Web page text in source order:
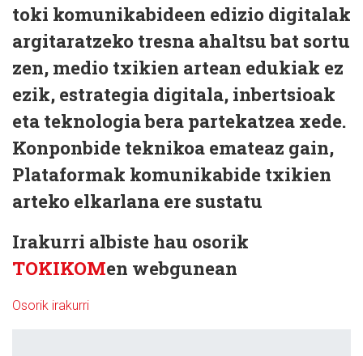
toki komunikabideen edizio digitalak
argitaratzeko tresna ahaltsu bat sortu
zen, medio txikien artean edukiak ez
ezik, estrategia digitala, inbertsioak
eta teknologia bera partekatzea xede.
Konponbide teknikoa emateaz gain,
Plataformak komunikabide txikien
arteko elkarlana ere sustatu
Irakurri albiste hau osorik
TOKIKOMen webgunean
Osorik irakurri